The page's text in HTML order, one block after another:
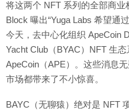
将这两个 NFT 系列的全部商
Block 曝出“Yuga Labs 希望通
今天，去中心化组织 ApeCoin
Yacht Club（BYAC）NFT 生
ApeCoin（APE）。这些消息
市场都带来了不小惊喜。
BAYC（无聊猿）绝对是 NFT